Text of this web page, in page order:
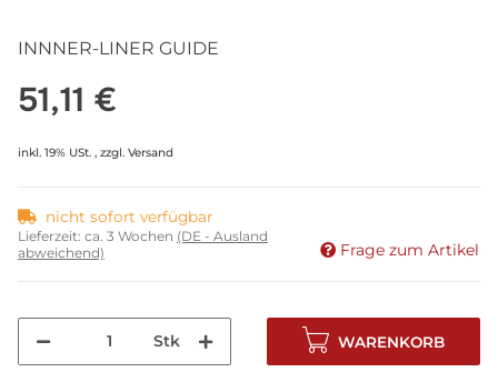
INNNER-LINER GUIDE
51,11 €
inkl. 19% USt. , zzgl. Versand
nicht sofort verfügbar
Lieferzeit: ca. 3 Wochen (DE - Ausland
abweichend)
Frage zum Artikel
Stk WARENKORB